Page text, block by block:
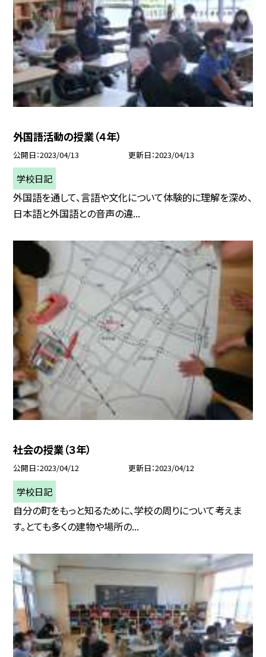
外国語活動の授業（４年）
公開日 2023/04/13 更新日 2023/04/13
学校日記
外国語を通して、言語や文化について体験的に理解を深め、
日本語と外国語との音声の違...
社会の授業（３年）
公開日 2023/04/12 更新日 2023/04/12
学校日記
自分の町をもっと知るために、学校の周りについて考えま
す。とても多くの建物や場所の...